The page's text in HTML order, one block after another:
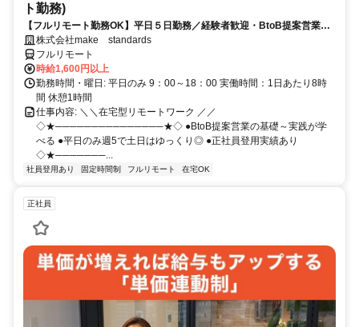
ト勤務)
【フルリモート勤務OK】平日５日勤務／経験者歓迎・BtoB提案営業で
スキルアップ
株式会社make standards
フルリモート
時給1,600円以上
勤務時間・曜日: 平日のみ 9：00～18：00 実働時間：1日あたり8時
間 休憩1時間
仕事内容: ＼＼在宅型リモートワーク ／／
◇★───────────────★◇ ●BtoB提案営業の基礎～実践が学
べる ●平日のみ週5で土日はゆっくり◎ ●正社員登用実績あり
◇★───────...
社員登用あり 固定時間制 フルリモート 在宅OK
正社員